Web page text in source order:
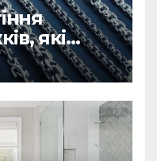
які